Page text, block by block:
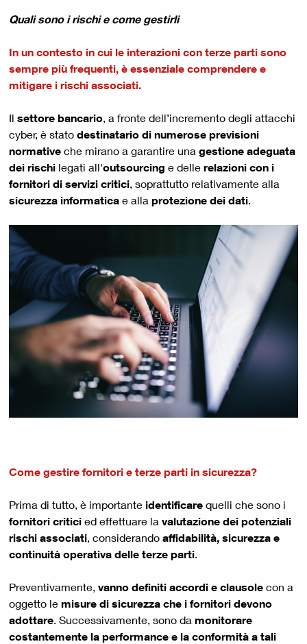
Quali sono i rischi e come gestirli
In un contesto in cui le interazioni con terze parti sono
sempre più frequenti, è essenziale comprendere e
mitigare i rischi associati.
Il settore bancario, a fronte dell’incremento degli attacchi
cyber, è stato destinatario di numerose previsioni
normative che mirano a garantire una gestione adeguata
dei rischi legati all'outsourcing e delle relazioni con i
fornitori di servizi critici, soprattutto relativamente alla
sicurezza informatica e alla protezione dei dati.
Come gestire fornitori e terze parti in sicurezza?
Prima di tutto, è importante identificare quelli che sono i
fornitori critici ed effettuare la valutazione dei potenziali
rischi associati, considerando affidabilità, sicurezza e
continuità operativa delle terze parti.
Preventivamente, vanno definiti accordi e clausole con a
oggetto le misure di sicurezza che i fornitori devono
adottare. Successivamente, sono da monitorare
costantemente la performance e la conformità a tali